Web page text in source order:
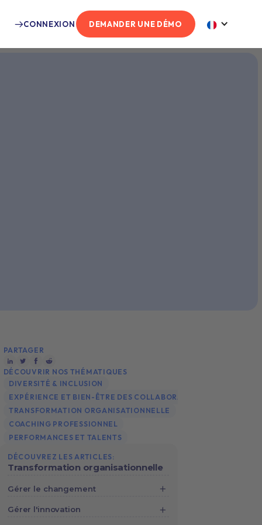
CONNEXION DEMANDER UNE DÉMO
PARTAGER
DÉCOUVRIR NOS THÉMATIQUES
DIVERSITÉ & INCLUSION
EXPÉRIENCE ET BIEN-ÊTRE DES COLLABORATEURS
TRANSFORMATION ORGANISATIONNELLE
COACHING PROFESSIONNEL
PERFORMANCES ET TALENTS
DÉCOUVREZ LES ARTICLES:
Transformation organisationnelle
Gérer le changement
4 techniques de coaching pour la
Gérer l'innovation